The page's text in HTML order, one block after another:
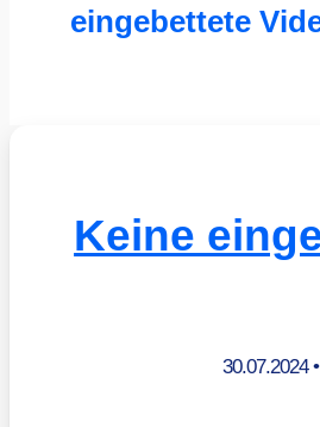
eingebettete
Keine
30.07.2024